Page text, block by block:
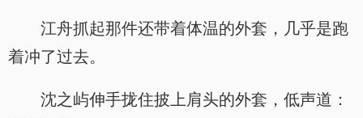
江舟抓起那件还带着体温的外套，几乎是跑
着冲了过去。
沈之屿伸手拢住披上肩头的外套，低声道：